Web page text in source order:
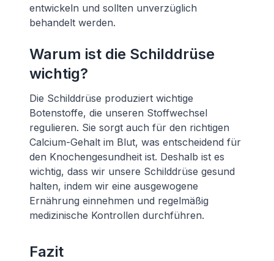
entwickeln und sollten unverzüglich
behandelt werden.
Warum ist die Schilddrüse
wichtig?
Die Schilddrüse produziert wichtige
Botenstoffe, die unseren Stoffwechsel
regulieren. Sie sorgt auch für den richtigen
Calcium-Gehalt im Blut, was entscheidend für
den Knochengesundheit ist. Deshalb ist es
wichtig, dass wir unsere Schilddrüse gesund
halten, indem wir eine ausgewogene
Ernährung einnehmen und regelmäßig
medizinische Kontrollen durchführen.
Fazit